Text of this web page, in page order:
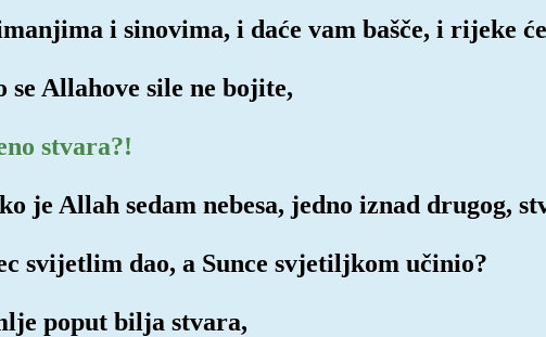
i sinovima, i daće vam bašče, i rijeke
se Allahove sile ne bojite,
stvara?!
je Allah sedam nebesa, jedno iznad drugog,
svijetlim dao, a Sunce svjetiljkom učinio?
poput bilja stvara,